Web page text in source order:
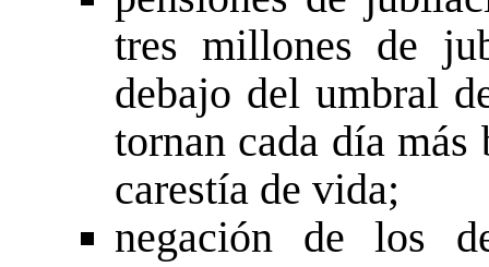
tres millones de
debajo del umbral
tornan cada día más
carestía de vida;
negación de los